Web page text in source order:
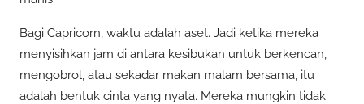
Bagi Capricorn, waktu adalah aset. Jadi ketika mereka
menyisihkan jam di antara kesibukan untuk berkencan,
mengobrol, atau sekadar makan malam bersama, itu
adalah bentuk cinta yang nyata. Mereka mungkin tidak